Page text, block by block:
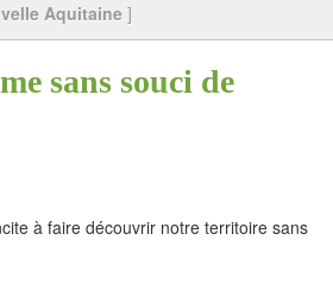
Aquitaine ]
sans souci de
à faire découvrir notre territoire sans